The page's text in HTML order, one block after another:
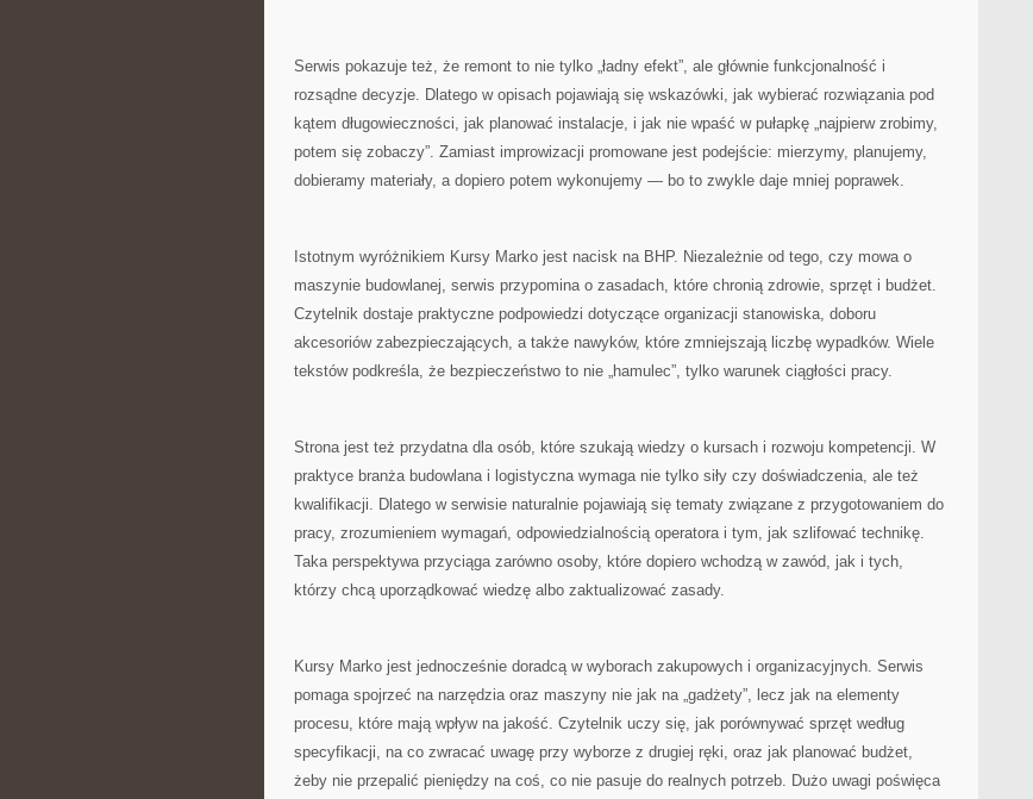
Serwis pokazuje też, że remont to nie tylko „ładny efekt”, ale głównie funkcjonalność i
rozsądne decyzje. Dlatego w opisach pojawiają się wskazówki, jak wybierać rozwiązania pod
kątem długowieczności, jak planować instalacje, i jak nie wpaść w pułapkę „najpierw zrobimy,
potem się zobaczy”. Zamiast improwizacji promowane jest podejście: mierzymy, planujemy,
dobieramy materiały, a dopiero potem wykonujemy — bo to zwykle daje mniej poprawek.
Istotnym wyróżnikiem Kursy Marko jest nacisk na BHP. Niezależnie od tego, czy mowa o
maszynie budowlanej, serwis przypomina o zasadach, które chronią zdrowie, sprzęt i budżet.
Czytelnik dostaje praktyczne podpowiedzi dotyczące organizacji stanowiska, doboru
akcesoriów zabezpieczających, a także nawyków, które zmniejszają liczbę wypadków. Wiele
tekstów podkreśla, że bezpieczeństwo to nie „hamulec”, tylko warunek ciągłości pracy.
Strona jest też przydatna dla osób, które szukają wiedzy o kursach i rozwoju kompetencji. W
praktyce branża budowlana i logistyczna wymaga nie tylko siły czy doświadczenia, ale też
kwalifikacji. Dlatego w serwisie naturalnie pojawiają się tematy związane z przygotowaniem do
pracy, zrozumieniem wymagań, odpowiedzialnością operatora i tym, jak szlifować technikę.
Taka perspektywa przyciąga zarówno osoby, które dopiero wchodzą w zawód, jak i tych,
którzy chcą uporządkować wiedzę albo zaktualizować zasady.
Kursy Marko jest jednocześnie doradcą w wyborach zakupowych i organizacyjnych. Serwis
pomaga spojrzeć na narzędzia oraz maszyny nie jak na „gadżety”, lecz jak na elementy
procesu, które mają wpływ na jakość. Czytelnik uczy się, jak porównywać sprzęt według
specyfikacji, na co zwracać uwagę przy wyborze z drugiej ręki, oraz jak planować budżet,
żeby nie przepalić pieniędzy na coś, co nie pasuje do realnych potrzeb. Dużo uwagi poświęca